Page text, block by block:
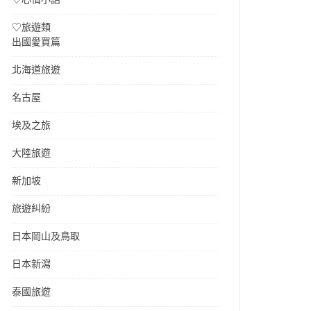
♡旅遊類
出國愛買篇
北海道旅遊
名古屋
埃及之旅
大陸旅遊
新加坡
旅遊糾紛
日本岡山及鳥取
日本新瀉
泰國旅遊